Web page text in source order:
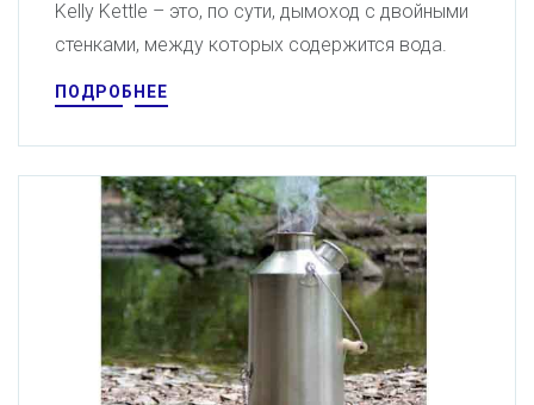
Kelly Kettle – это, по сути, дымоход с двойными
стенками, между которых содержится вода.
ПОДРОБНЕЕ